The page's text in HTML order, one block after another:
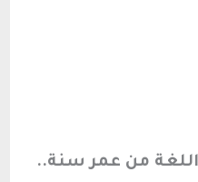
اللغة من عمر سنة..